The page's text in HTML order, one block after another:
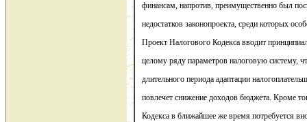
финансам, напротив, преимущественно был
недостатков законопроекта, среди которых
Проект Налогового Кодекса вводит
целому ряду параметров налоговую систему,
длительного периода адаптации
повлечет снижение доходов бюджета. Кроме
Кодекса в ближайшее же время потребуется